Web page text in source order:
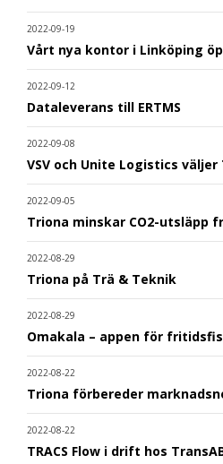
2022-09-19
Vårt nya kontor i Linköping
2022-09-12
Dataleverans till ERTMS
2022-09-08
VSV och Unite Logistics väljer
2022-09-05
Triona minskar CO2-utsläpp
2022-08-29
Triona på Trä & Teknik
2022-08-29
Omakala – appen för
2022-08-22
Triona förbereder
2022-08-22
TRACS Flow i drift hos